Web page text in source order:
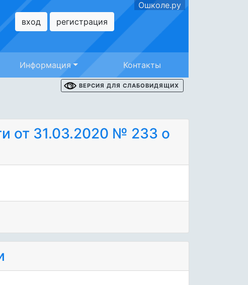
Ошколе.ру
вход
регистрация
Информация Контакты
ВЕРСИЯ ДЛЯ СЛАБОВИДЯЩИХ
от 31.03.2020 № 233 о